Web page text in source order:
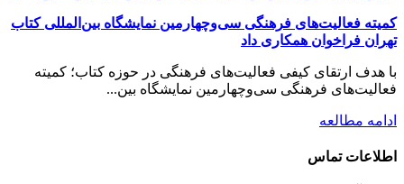
کمیته فعالیت‌های فرهنگی سی‌وچهارمین نمایشگاه بین‌المللی کتاب
تهران فراخوان همکاری داد
با هدف ارتقای کیفی فعالیت‌های فرهنگی در حوزه کتاب؛ کمیته
فعالیت‌های فرهنگی سی‌وچهارمین نمایشگاه بین...
ادامه مطالعه
اطلاعات تماس